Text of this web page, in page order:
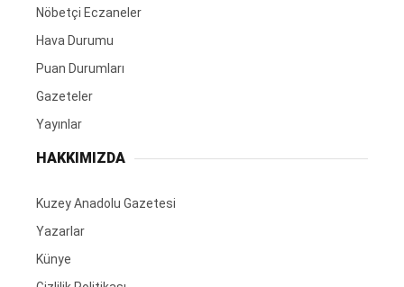
Nöbetçi Eczaneler
Hava Durumu
Puan Durumları
Gazeteler
Yayınlar
HAKKIMIZDA
Kuzey Anadolu Gazetesi
Yazarlar
Künye